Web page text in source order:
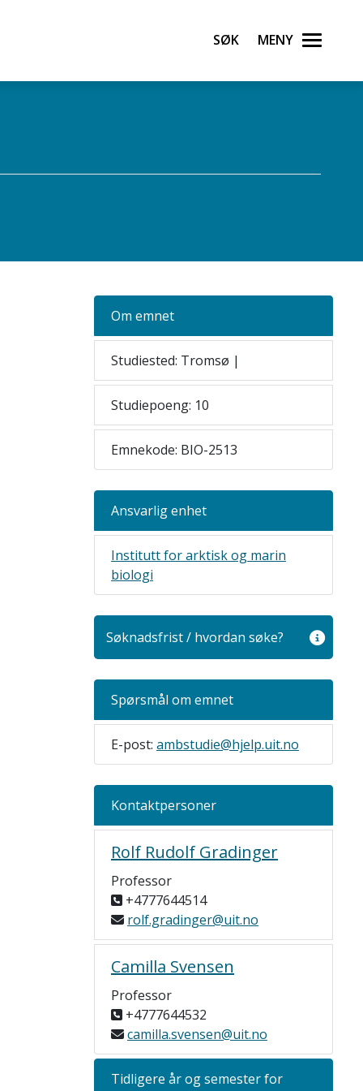
Søk Meny
Om emnet
Studiested: Tromsø |
Studiepoeng: 10
Emnekode: BIO-2513
Ansvarlig enhet
Institutt for arktisk og marin
biologi
Søknadsfrist / hvordan søke?
Spørsmål om emnet
E-post: ambstudie@hjelp.uit.no
Kontaktpersoner
Rolf Rudolf Gradinger
Professor
+4777644514
rolf.gradinger@uit.no
Camilla Svensen
Professor
+4777644532
camilla.svensen@uit.no
Tidligere år og semester for